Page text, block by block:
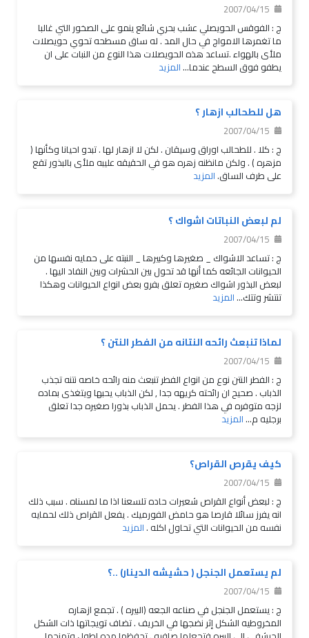
2007/04/15
ج : الفوقس الحويصلي عشب بحري شائع ينمو على الصخور التي غالبا
ما تغمرها الامواج في حال المد . له ساق مسطحه تحوي حويصلات
ملأى بالهواء .تساعد هذه الحويصلات هذا النوع من النبات على ان
يطفو فوق السطح عندما...المزيد
هل للطحالب ازهار ؟
2007/04/15
ج : كلا . للطحالب اوراق وسيقان . لكن لا ازهار لها . تبدو احيانا وكأنها (
مزهره ) . ولكن مانظنه زهره هو في الحقيقه عليبه ملأى بالبذور تقع
على طرف الساق.المزيد
لم لبعض النباتات اشواك ؟
2007/04/15
ج : تساعد الاشواك _ صغيرها وكبيرها _ النبته على حمايه نفسها من
الحيوانات الجائعه كما أنها قد تحول بين الحشرات وبين النفاد اليها .
لبعض البذور اشواك صغيره تعلق بفرو بعض انواع الحيوانات وهكذا
تنتشر وتتك...المزيد
لماذا تنبعث رائحه النتانه من الفطر النتن ؟
2007/04/15
ج : الفطر النتن نوع من انواع الفطر تنبعث منه رائحه خاصه نتنه تجذب
الذباب . صحيح ان رائحته كريهه جدا , لكن الذباب يحبها ويتغذى بماده
لزجه متوفره في هذا الفطر . يحمل الذباب بذورا صغيره جدا تعلق
برجليه م...المزيد
كيف يقرص القراص؟
2007/04/15
ج : لبعض أنواع القراص شعيرات حاده تلسعنا اذا ما لمسناه . سبب ذلك
انه يفرز سائلا قارصا هو حامض الفورميك . يفعل القراص ذلك لحمايه
نفسه من الحيوانات التي تحاول اكله .المزيد
لم يستعمل الجنجل ( حشيشه الدينار) ..؟
2007/04/15
ج : يستعمل الجنجل في صناعه الجعه (البيره ) . تجمع ازهاره
المخروطيه الشكل إثر نضجها في الخريف . تضاف تويجاتها ذات الشكل